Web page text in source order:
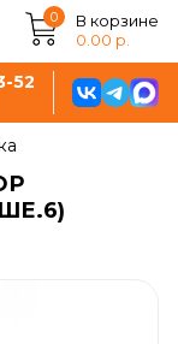
0
В корзине
0.00 р.
52